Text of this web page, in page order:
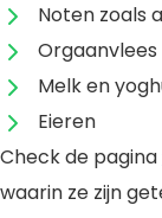
Noten zoals
Melk en
Eieren
Check de pagina
waarin ze zijn